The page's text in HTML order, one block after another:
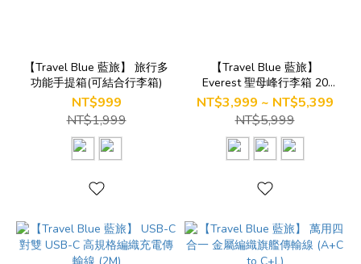
【Travel Blue 藍旅】 旅行多
功能手提箱(可結合行李箱)
NT$999
NT$1,999
【Travel Blue 藍旅】
Everest 聖母峰行李箱 20
吋/24吋/28吋
NT$3,999 ~ NT$5,399
NT$5,999